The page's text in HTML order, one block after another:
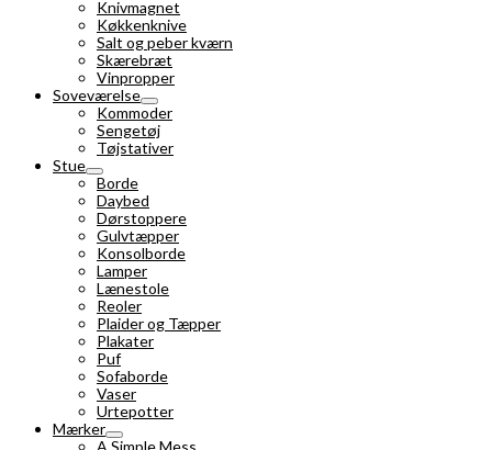
Knivmagnet
Køkkenknive
Salt og peber kværn
Skærebræt
Vinpropper
Soveværelse
Kommoder
Sengetøj
Tøjstativer
Stue
Borde
Daybed
Dørstoppere
Gulvtæpper
Konsolborde
Lamper
Lænestole
Reoler
Plaider og Tæpper
Plakater
Puf
Sofaborde
Vaser
Urtepotter
Mærker
A Simple Mess